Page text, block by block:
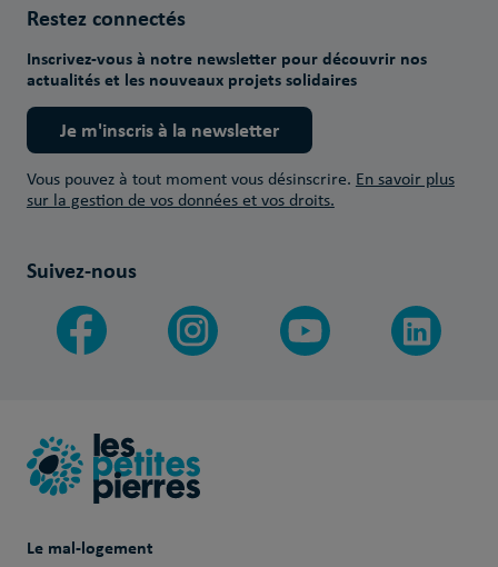
Restez connectés
Inscrivez-vous à notre newsletter pour découvrir nos
actualités et les nouveaux projets solidaires
Je m'inscris à la newsletter
Vous pouvez à tout moment vous désinscrire. En savoir plus
sur la gestion de vos données et vos droits.
Suivez-nous
Le mal-logement